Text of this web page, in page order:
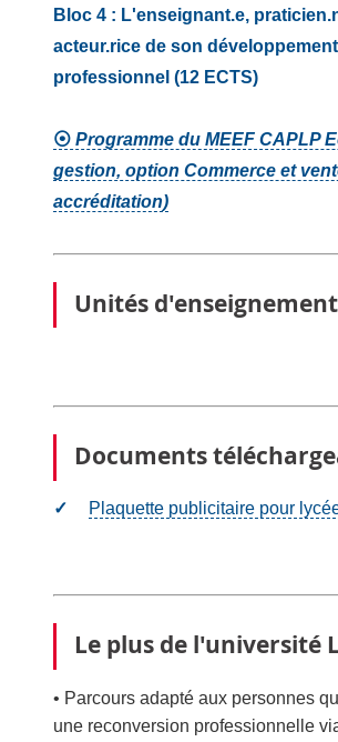
Bloc 4 : L'enseignant.e,
acteur.rice de son développement
professionnel (12 ECTS)
⦿ Programme du MEEF CAPLP
gestion, option Commerce et
accréditation)
Unités
Documents
Plaquette publicitaire pour
Le plus de l'université
• Parcours adapté aux personnes
une reconversion professionnelle